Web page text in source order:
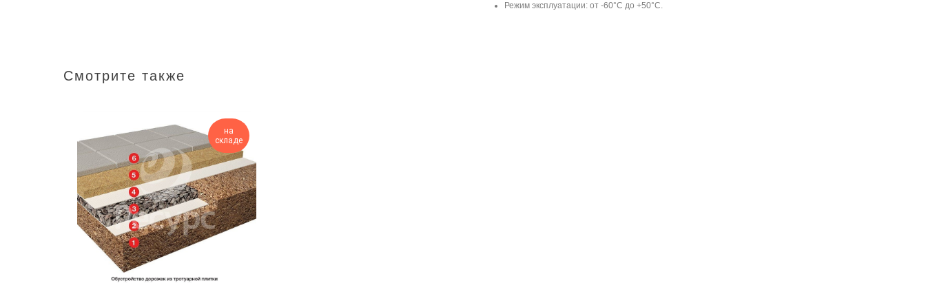
Режим эксплуатации: от -60°С до +50°С.
Смотрите также
на
складе